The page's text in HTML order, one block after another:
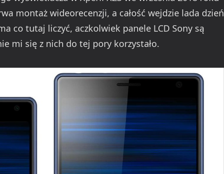
montaż wideorecenzji, a całość wejdzie lada dzień
co tutaj liczyć, aczkolwiek panele LCD Sony są
mi się z nich do tej pory korzystało.